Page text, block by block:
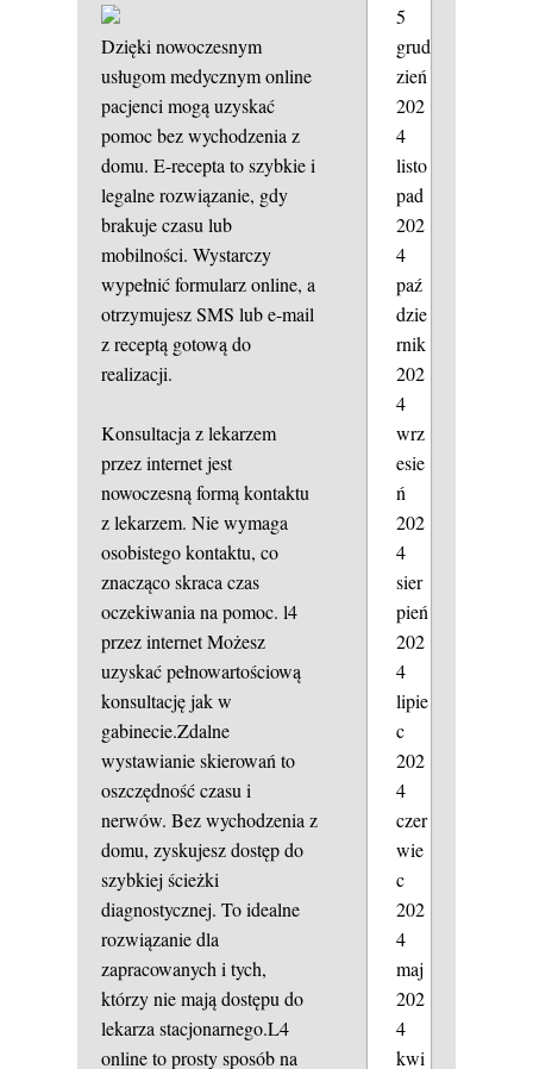
Dzięki nowoczesnym
usługom medycznym online
pacjenci mogą uzyskać
pomoc bez wychodzenia z
domu. E-recepta to szybkie i
legalne rozwiązanie, gdy
brakuje czasu lub
mobilności. Wystarczy
wypełnić formularz online, a
otrzymujesz SMS lub e-mail
z receptą gotową do
realizacji.
Konsultacja z lekarzem
przez internet jest
nowoczesną formą kontaktu
z lekarzem. Nie wymaga
osobistego kontaktu, co
znacząco skraca czas
oczekiwania na pomoc. l4
przez internetMożesz
uzyskać pełnowartościową
konsultację jak w
gabinecie.Zdalne
wystawianie skierowań to
oszczędność czasu i
nerwów. Bez wychodzenia z
domu, zyskujesz dostęp do
szybkiej ścieżki
diagnostycznej. To idealne
rozwiązanie dla
zapracowanych i tych,
którzy nie mają dostępu do
lekarza stacjonarnego.L4
online to prosty sposób na
5
grud
zień
202
4
listo
pad
202
4
paź
dzie
rnik
202
4
wrz
esie
ń
202
4
sier
pień
202
4
lipie
c
202
4
czer
wie
c
202
4
maj
202
4
kwi